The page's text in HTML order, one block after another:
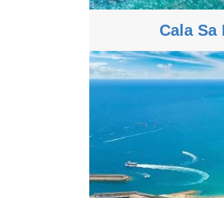
Cala Sa